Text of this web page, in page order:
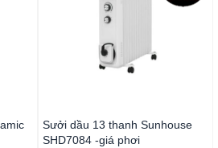
Sưởi dầu 13 thanh Sunhouse
SHD7084 -giá phơi